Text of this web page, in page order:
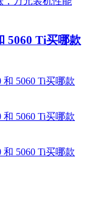
5060 Ti买哪款